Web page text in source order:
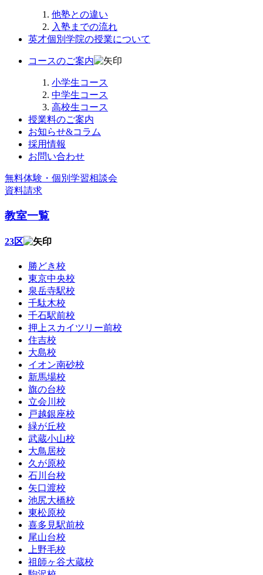
他塾との違い
入塾までの流れ
英才個別学院の授業について
コースのご案内
小学生コース
中学生コース
高校生コース
授業料のご案内
お知らせ&コラム
採用情報
お問い合わせ
無料体験・個別学習相談会
資料請求
教室一覧
23区
勝どき校
東京中央校
泉岳寺駅校
千駄木校
千石駅前校
押上スカイツリー前校
住吉校
大島校
イオン南砂校
新馬場校
旗の台校
立会川校
戸越銀座校
緑が丘校
武蔵小山校
大鳥居校
久が原校
石川台校
矢口渡校
池尻大橋校
東松原校
喜多見駅前校
尾山台校
上野毛校
祖師ヶ谷大蔵校